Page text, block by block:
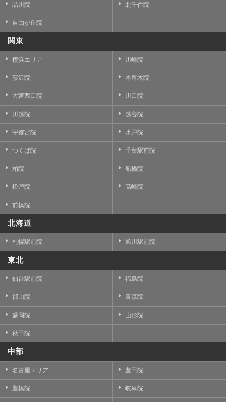
品川院 北千住院
自由が丘院
関東
横浜エリア 川崎院
藤沢院 本厚木院
大宮西口院 川口院
川越院 越谷院
宇都宮院 水戸院
つくば院 千葉駅前院
柏院 船橋院
松戸院 高崎院
前橋院
北海道
札幌駅前院 旭川駅前院
東北
仙台駅前院 福島院
郡山院 青森院
盛岡院 山形院
秋田院
中部
名古屋エリア 豊田院
豊橋院 岐阜院